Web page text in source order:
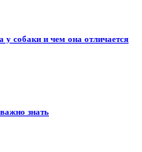
у собаки и чем она отличается
знать